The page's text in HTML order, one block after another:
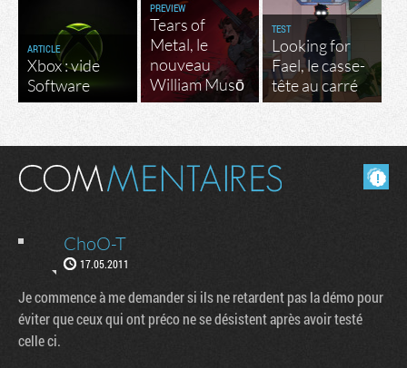
ARTICLE
Xbox : vide
Software
PREVIEW
Tears of
Metal, le
nouveau
William Musō
TEST
Looking for
Fael, le casse-
tête au carré
Masquer les commentaires lus.
ChoO-T
17.05.2011
Je commence à me demander si ils ne retardent pas la démo pour
éviter que ceux qui ont préco ne se désistent après avoir testé
celle ci.